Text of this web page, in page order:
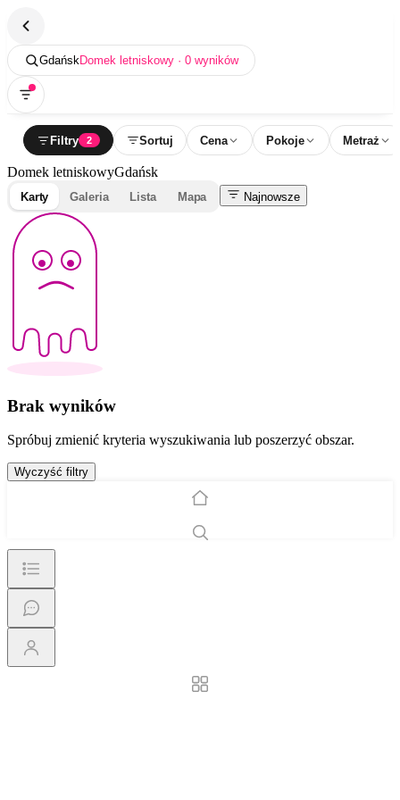
GdańskDomek letniskowy · 0 wyników
Filtry 2 Sortuj Cena Pokoje Metraż
Domek letniskowyGdańsk
Karty Galeria Lista Mapa Najnowsze
Brak wyników
Spróbuj zmienić kryteria wyszukiwania lub poszerzyć obszar.
Wyczyść filtry